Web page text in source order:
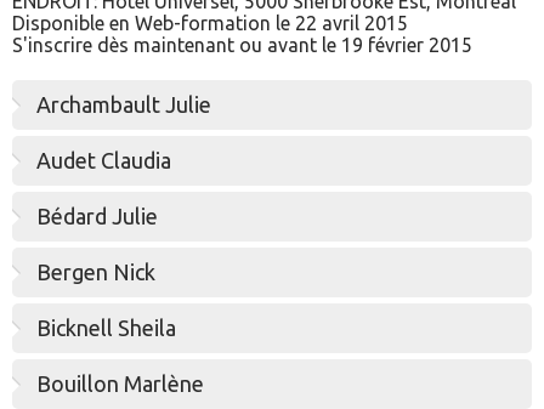
Disponible en Web-formation le 22 avril 2015
S'inscrire dès maintenant ou avant le 19 février 2015
Archambault Julie
Audet Claudia
Bédard Julie
Bergen Nick
Bicknell Sheila
Bouillon Marlène